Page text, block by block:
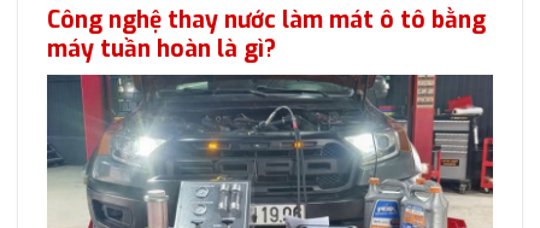
Công nghệ thay nước làm mát ô tô bằng
máy tuần hoàn là gì?